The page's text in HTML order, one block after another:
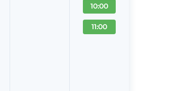
10:00
11:00